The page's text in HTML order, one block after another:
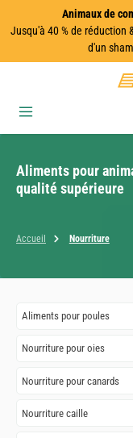
Passer au contenu principal
Animaux de
Jusqu'à 40 % de réduction
d'un
Aliments pour
qualité supérieure
Accueil Nourriture
Aliments pour poules
Nourriture pour oies
Nourriture pour canards
Nourriture caille